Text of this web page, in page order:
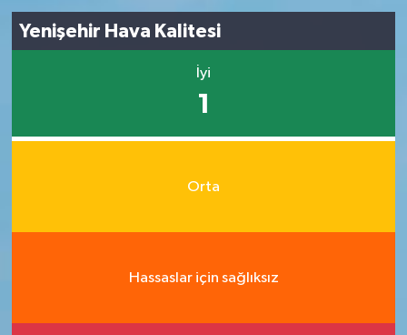
Yenişehir Hava Kalitesi
İyi
1
Orta
Hassaslar için sağlıksız